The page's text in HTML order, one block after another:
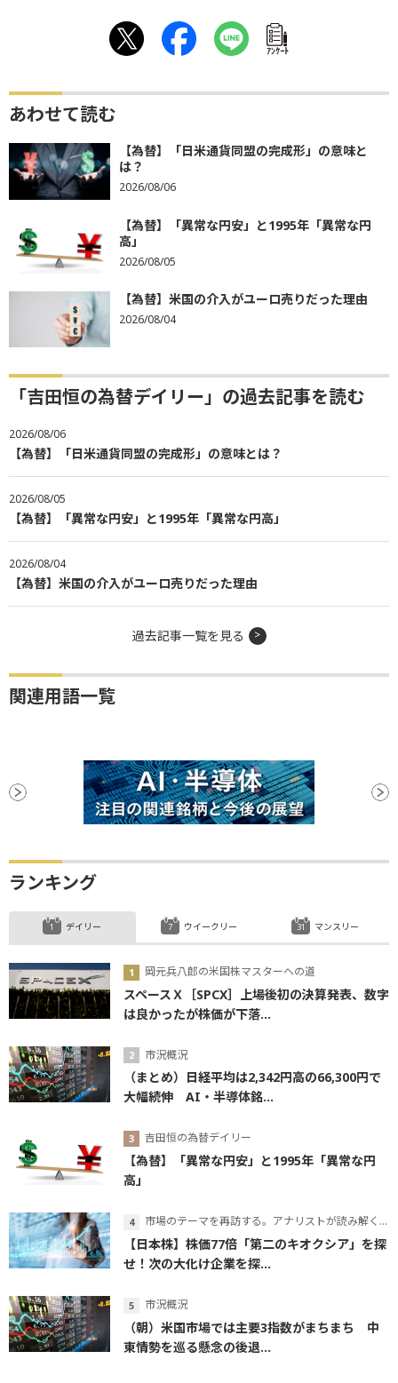
ｱﾝｹｰﾄ
あわせて読む
【為替】「日米通貨同盟の完成形」の意味と
は？
2026/08/06
【為替】「異常な円安」と1995年「異常な円
高」
2026/08/05
【為替】米国の介入がユーロ売りだった理由
2026/08/04
「吉田恒の為替デイリー」の過去記事を読む
2026/08/06
【為替】「日米通貨同盟の完成形」の意味とは？
2026/08/05
【為替】「異常な円安」と1995年「異常な円高」
2026/08/04
【為替】米国の介入がユーロ売りだった理由
過去記事一覧を見る
関連用語一覧
ランキング
デイリー
岡元兵八郎の米国株マスターへの道
スペースＸ［SPCX］上場後初の決算発表、数字
は良かったが株価が下落...
市況概況
（まとめ）日経平均は2,342円高の66,300円で
大幅続伸 AI・半導体銘...
吉田恒の為替デイリー
【為替】「異常な円安」と1995年「異常な円
高」
市場のテーマを再訪する。アナリストが読み解くテーマの本質
【日本株】株価77倍「第二のキオクシア」を探
せ！次の大化け企業を探...
市況概況
（朝）米国市場では主要3指数がまちまち 中
東情勢を巡る懸念の後退...
ウイークリー マンスリー